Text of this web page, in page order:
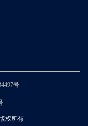
号
权所有